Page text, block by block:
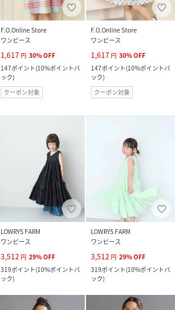
F.O.Online Store
ワンピース
1,617 円 30%OFF
147ポイント(10%ポイントバ
ック)
クーポン対象
F.O.Online Store
ワンピース
1,617 円 30%OFF
147ポイント(10%ポイントバ
ック)
クーポン対象
LOWRYS FARM
ワンピース
3,512 円 29%OFF
319ポイント(10%ポイントバ
ック)
LOWRYS FARM
ワンピース
3,512 円 29%OFF
319ポイント(10%ポイントバ
ック)